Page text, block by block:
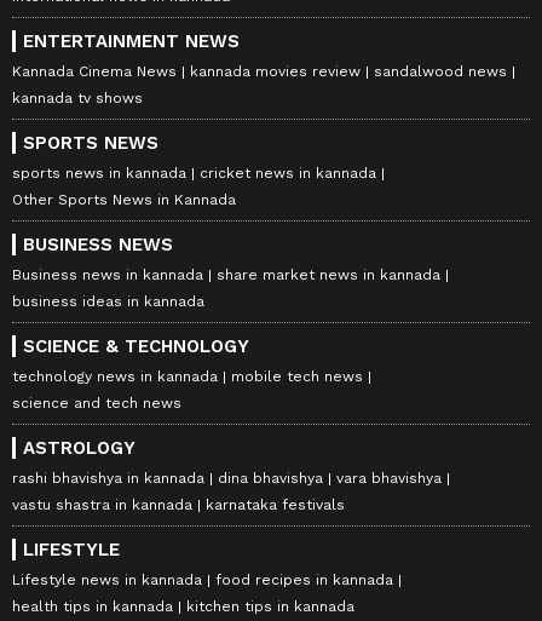
ENTERTAINMENT NEWS
Kannada Cinema News kannada movies review
sandalwood news
kannada tv shows
SPORTS NEWS
sports news in kannada
cricket news in kannada
Other Sports News in Kannada
BUSINESS NEWS
Business news in kannada
share market news in kannada
business ideas in kannada
SCIENCE & TECHNOLOGY
technology news in kannada
mobile tech news
science and tech news
ASTROLOGY
rashi bhavishya in kannada dina bhavishya
vara bhavishya
vastu shastra in kannada
karnataka festivals
LIFESTYLE
Lifestyle news in kannada
food recipes in kannada
health tips in kannada
kitchen tips in kannada